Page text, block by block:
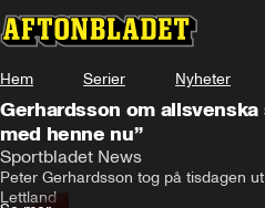
Hem Serier Nyheter
Gerhardsson om
med henne nu”
Sportbladet News
Peter Gerhardsson tog på tisdagen
Lettland